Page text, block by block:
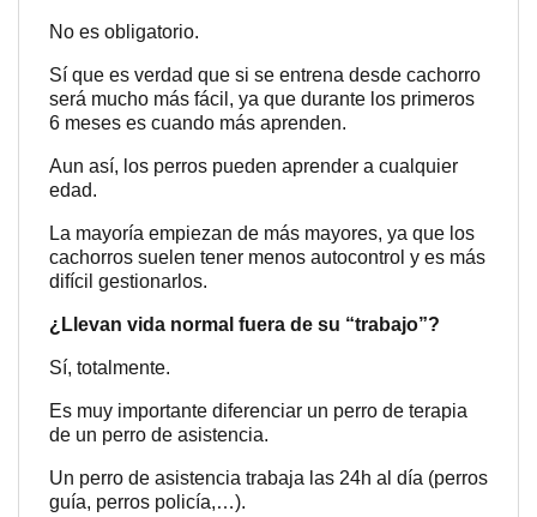
No es obligatorio.
Sí que es verdad que si se entrena desde cachorro
será mucho más fácil, ya que durante los primeros
6 meses es cuando más aprenden.
Aun así, los perros pueden aprender a cualquier
edad.
La mayoría empiezan de más mayores, ya que los
cachorros suelen tener menos autocontrol y es más
difícil gestionarlos.
¿Llevan vida normal fuera de su “trabajo”?
Sí, totalmente.
Es muy importante diferenciar un perro de terapia
de un perro de asistencia.
Un perro de asistencia trabaja las 24h al día (perros
guía, perros policía,…).